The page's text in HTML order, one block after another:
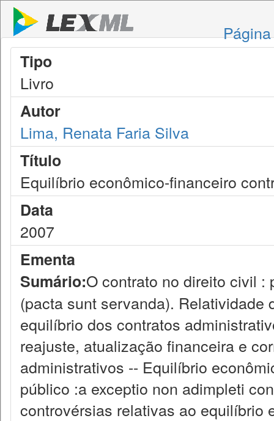
Tipo
Livro
Autor
Lima, Renata Faria Silva
Título
Equilíbrio econômico-financeiro
Data
2007
Ementa
Sumário:O contrato no direito civil
(pacta sunt servanda).
equilíbrio dos contratos
reajuste, atualização financeira e
administrativos -- Equilíbrio
público :a exceptio non adimpleti
controvérsias relativas ao equilíbrio